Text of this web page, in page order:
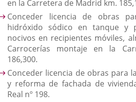
en la Carretera de Madrid km.
Conceder licencia de obras
hidróxido sódico en tanque y
nocivos en recipientes móviles,
Carrocerías montaje en la
186,300.
Conceder licencia de obras para
y reforma de fachada de
Real nº 198.